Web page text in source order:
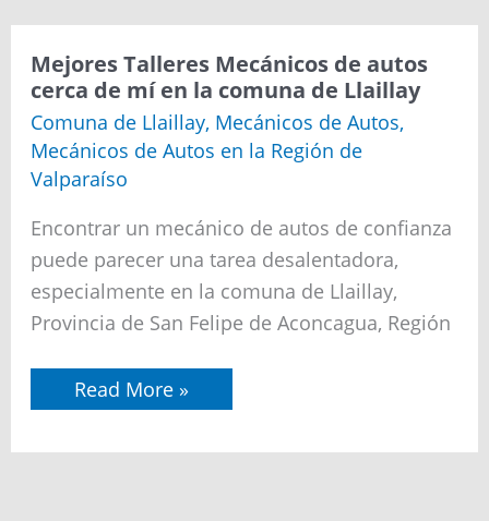
cerca
mí
en
la
comuna
de
San
Felipe
Mejores Talleres Mecánicos de autos
cerca de mí en la comuna de Llaillay
Comuna de Llaillay, Mecánicos de Autos,
Mecánicos de Autos en la Región de
Valparaíso
Encontrar un mecánico de autos de confianza
puede parecer una tarea desalentadora,
especialmente en la comuna de Llaillay,
Provincia de San Felipe de Aconcagua, Región
Mejores
Talleres
de
Read More »